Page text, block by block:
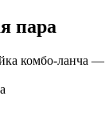
пара
комбо-ланча